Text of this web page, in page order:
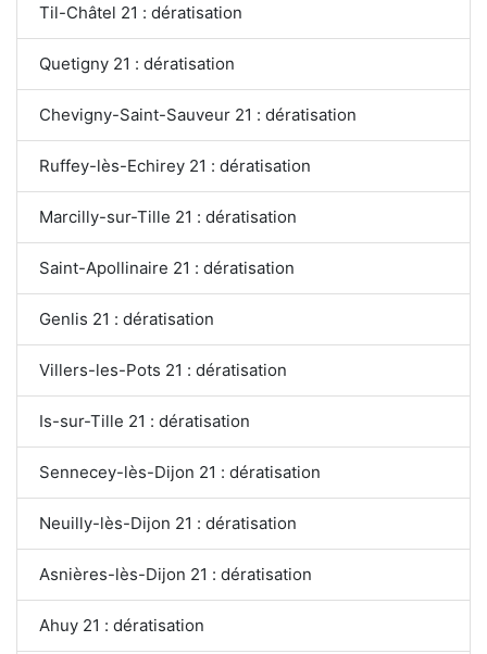
Til-Châtel 21 : dératisation
Quetigny 21 : dératisation
Chevigny-Saint-Sauveur 21 : dératisation
Ruffey-lès-Echirey 21 : dératisation
Marcilly-sur-Tille 21 : dératisation
Saint-Apollinaire 21 : dératisation
Genlis 21 : dératisation
Villers-les-Pots 21 : dératisation
Is-sur-Tille 21 : dératisation
Sennecey-lès-Dijon 21 : dératisation
Neuilly-lès-Dijon 21 : dératisation
Asnières-lès-Dijon 21 : dératisation
Ahuy 21 : dératisation